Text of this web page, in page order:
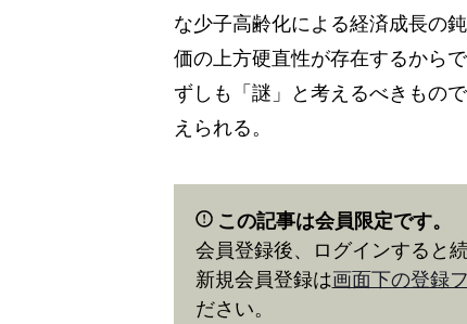
な少子高齢化による経済成長の
価の上方硬直性が存在するから
ずしも「謎」と考えるべきもの
えられる。
この記事は会員限定です。
会員登録後、ログインすると
新規会員登録は画面下の登録
ださい。